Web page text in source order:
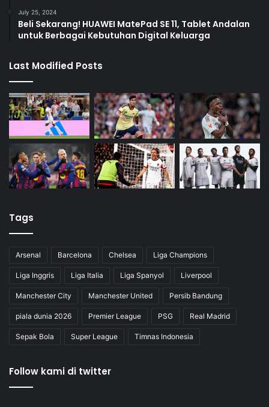
July 25, 2024
Beli Sekarang! HUAWEI MatePad SE 11, Tablet Andalan
untuk Berbagai Kebutuhan Digital Keluarga
Last Modified Posts
Tags
Arsenal Barcelona Chelsea Liga Champions
Liga Inggris Liga Italia Liga Spanyol Liverpool
Manchester City Manchester United Persib Bandung
piala dunia 2026 Premier League PSG Real Madrid
Sepak Bola Super League Timnas Indonesia
Follow kami di twitter